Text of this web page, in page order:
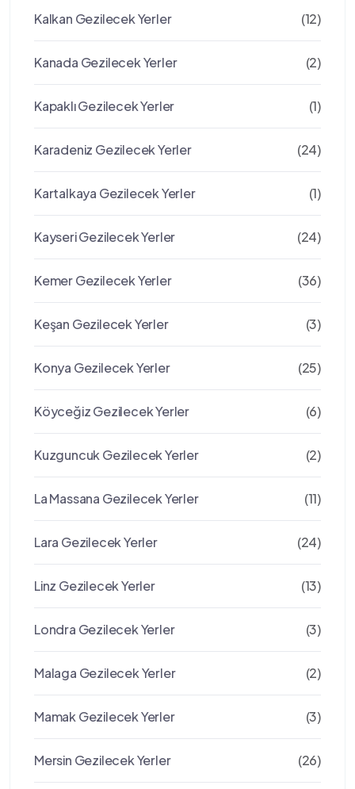
Kalkan Gezilecek Yerler (12)
Kanada Gezilecek Yerler (2)
Kapaklı Gezilecek Yerler (1)
Karadeniz Gezilecek Yerler (24)
Kartalkaya Gezilecek Yerler (1)
Kayseri Gezilecek Yerler (24)
Kemer Gezilecek Yerler (36)
Keşan Gezilecek Yerler (3)
Konya Gezilecek Yerler (25)
Köyceğiz Gezilecek Yerler (6)
Kuzguncuk Gezilecek Yerler (2)
La Massana Gezilecek Yerler (11)
Lara Gezilecek Yerler (24)
Linz Gezilecek Yerler (13)
Londra Gezilecek Yerler (3)
Malaga Gezilecek Yerler (2)
Mamak Gezilecek Yerler (3)
Mersin Gezilecek Yerler (26)